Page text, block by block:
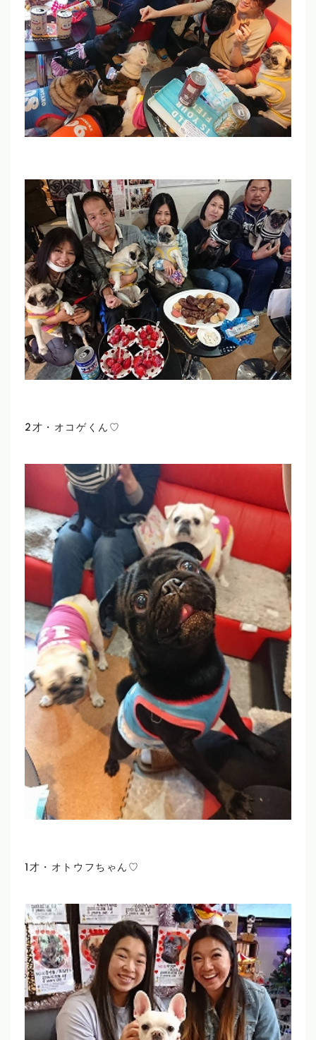
2才・オコゲくん♡
1才・オトウフちゃん♡